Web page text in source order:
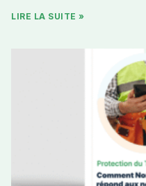
LIRE LA SUITE »